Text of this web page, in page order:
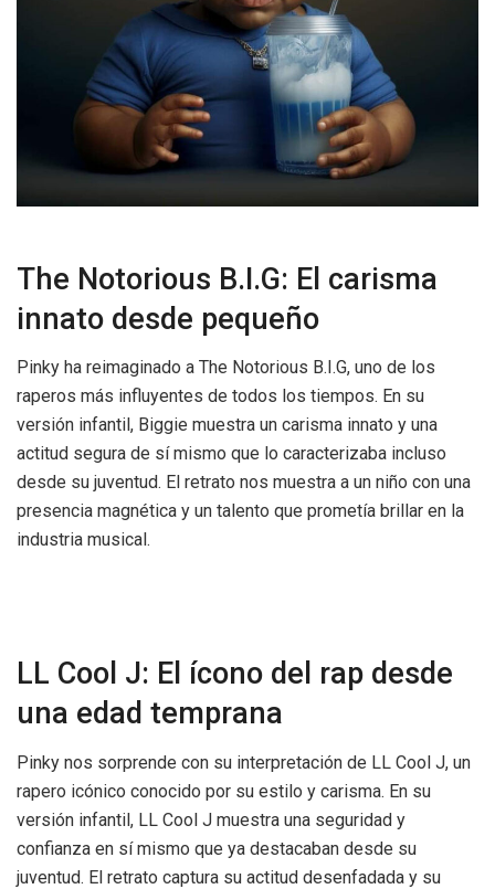
The Notorious B.I.G: El carisma
innato desde pequeño
Pinky ha reimaginado a The Notorious B.I.G, uno de los
raperos más influyentes de todos los tiempos. En su
versión infantil, Biggie muestra un carisma innato y una
actitud segura de sí mismo que lo caracterizaba incluso
desde su juventud. El retrato nos muestra a un niño con una
presencia magnética y un talento que prometía brillar en la
industria musical.
LL Cool J: El ícono del rap desde
una edad temprana
Pinky nos sorprende con su interpretación de LL Cool J, un
rapero icónico conocido por su estilo y carisma. En su
versión infantil, LL Cool J muestra una seguridad y
confianza en sí mismo que ya destacaban desde su
juventud. El retrato captura su actitud desenfadada y su